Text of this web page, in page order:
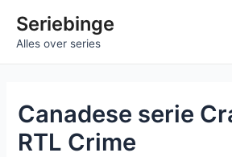
naarSeriebinge
Alles over series
Canadese serie
RTL Crime